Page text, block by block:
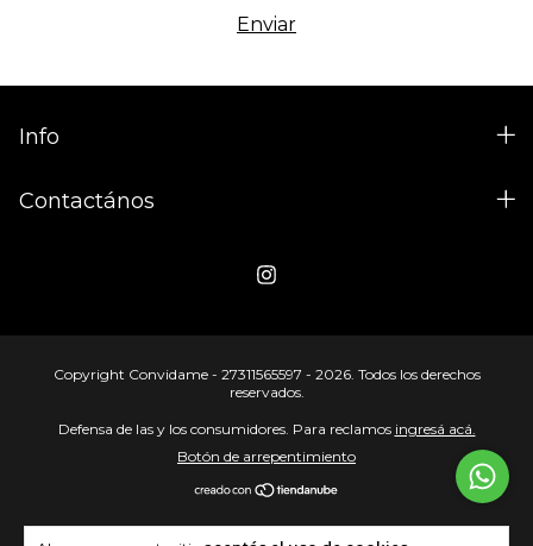
Info
Contactános
Copyright Convidame - 27311565597 - 2026. Todos los derechos
reservados.
Defensa de las y los consumidores. Para reclamos ingresá acá.
Botón de arrepentimiento